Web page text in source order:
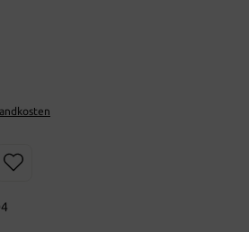
gewünschten Wert ein oder benutze die